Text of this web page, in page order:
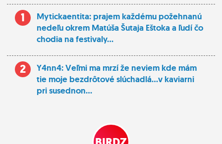
1
Mytickaentita: prajem každému požehnanú
nedeľu okrem Matúša Šutaja Eštoka a ľudí čo
chodia na festivaly...
2
Y4nn4: Veľmi ma mrzí že neviem kde mám
tie moje bezdrôtové slúchadlá...v kaviarni
pri susednon...